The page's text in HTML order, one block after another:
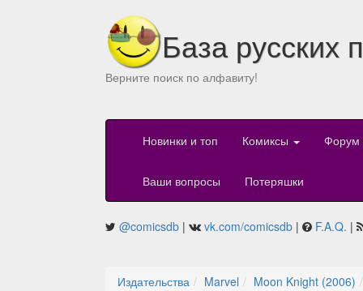
База русских
Верните поиск по алфавиту!
Новинки и топ Комиксы Форум
Ваши вопросы Потеряшки
@comicsdb | vk.com/comicsdb | F.A.Q. |
Издательства Marvel Moon Knight (2006)